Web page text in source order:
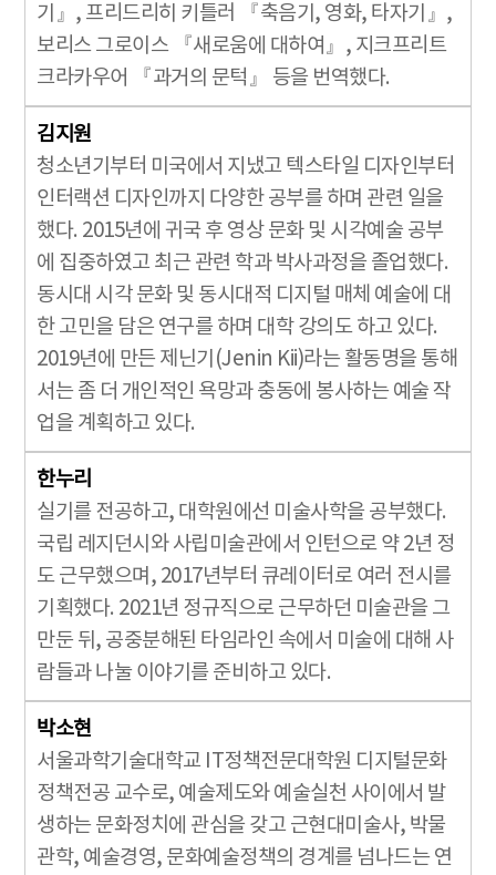
기』, 프리드리히 키틀러 『축음기, 영화, 타자기』,
보리스 그로이스 『새로움에 대하여』, 지크프리트
크라카우어 『과거의 문턱』 등을 번역했다.
김지원
청소년기부터 미국에서 지냈고 텍스타일 디자인부터
인터랙션 디자인까지 다양한 공부를 하며 관련 일을
했다. 2015년에 귀국 후 영상 문화 및 시각예술 공부
에 집중하였고 최근 관련 학과 박사과정을 졸업했다.
동시대 시각 문화 및 동시대적 디지털 매체 예술에 대
한 고민을 담은 연구를 하며 대학 강의도 하고 있다.
2019년에 만든 제닌기(Jenin Kii)라는 활동명을 통해
서는 좀 더 개인적인 욕망과 충동에 봉사하는 예술 작
업을 계획하고 있다.
한누리
실기를 전공하고, 대학원에선 미술사학을 공부했다.
국립 레지던시와 사립미술관에서 인턴으로 약 2년 정
도 근무했으며, 2017년부터 큐레이터로 여러 전시를
기획했다. 2021년 정규직으로 근무하던 미술관을 그
만둔 뒤, 공중분해된 타임라인 속에서 미술에 대해 사
람들과 나눌 이야기를 준비하고 있다.
박소현
서울과학기술대학교 IT정책전문대학원 디지털문화
정책전공 교수로, 예술제도와 예술실천 사이에서 발
생하는 문화정치에 관심을 갖고 근현대미술사, 박물
관학, 예술경영, 문화예술정책의 경계를 넘나드는 연